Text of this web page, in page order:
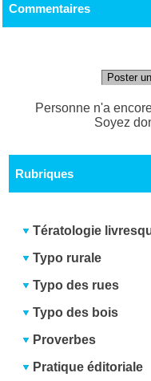
Commentaires
Poster
Personne n'a
Soyez
Rubriques
Tératologie
Typo rurale
Typo des rues
Typo des bois
Proverbes
Pratique éditoriale